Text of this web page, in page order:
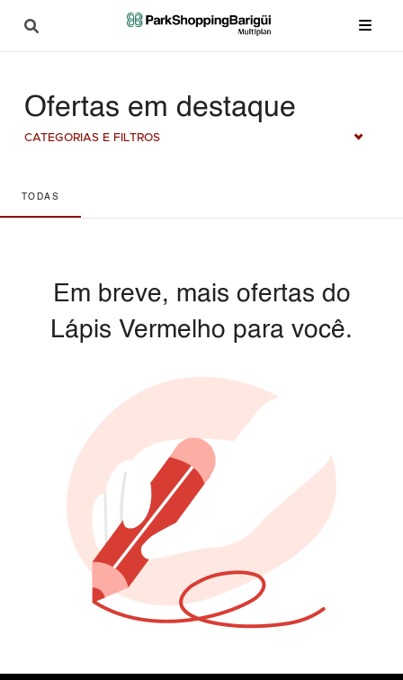
Ofertas em destaque
CATEGORIAS E FILTROS
TODAS
Em breve, mais ofertas do
Lápis Vermelho para você.